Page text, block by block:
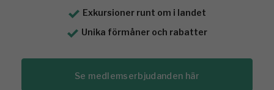
Exkursioner runt om i landet
Unika förmåner och rabatter
Se medlemserbjudanden här